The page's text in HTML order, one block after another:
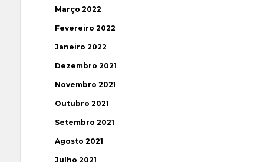
Março 2022
Fevereiro 2022
Janeiro 2022
Dezembro 2021
Novembro 2021
Outubro 2021
Setembro 2021
Agosto 2021
Julho 2021